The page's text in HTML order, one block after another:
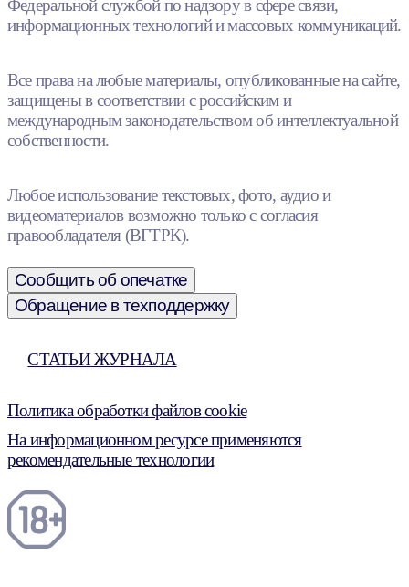
Федеральной службой по надзору в сфере связи,
информационных технологий и массовых коммуникаций.
Все права на любые материалы, опубликованные на сайте,
защищены в соответствии с российским и
международным законодательством об интеллектуальной
собственности.
Любое использование текстовых, фото, аудио и
видеоматериалов возможно только с согласия
правообладателя (ВГТРК).
Сообщить об опечатке
Обращение в техподдержку
СТАТЬИ ЖУРНАЛА
Политика обработки файлов cookie
На информационном ресурсе применяются
рекомендательные технологии